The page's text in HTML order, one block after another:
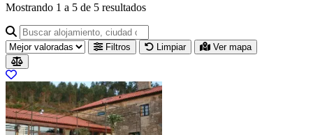
Mostrando 1 a 5 de 5 resultados
Buscar alojamiento, ciudad o provincia para ir a su página
Filtros Limpiar Ver mapa
Resultados del listado